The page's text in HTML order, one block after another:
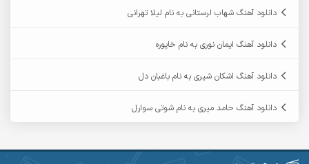
دانلود آهنگ شهاب لرستانی به نام لیلا تهرانی
دانلود آهنگ ایمان نوری به نام خاپوره
دانلود آهنگ اشکان شیری به نام باغبان دل
دانلود آهنگ حامد میری به نام شوتی سوارل